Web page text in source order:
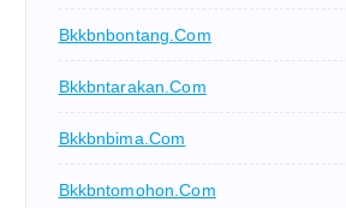
Bkkbnbontang.com
Bkkbntarakan.com
Bkkbnbima.com
Bkkbntomohon.com